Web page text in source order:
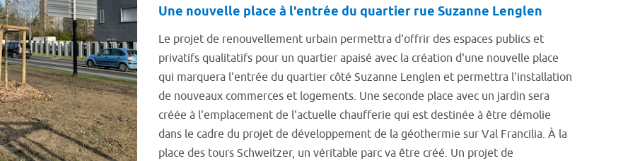
Une nouvelle place à l'entrée du quartier rue Suzanne Lenglen
Le projet de renouvellement urbain permettra d'offrir des espaces publics et
privatifs qualitatifs pour un quartier apaisé avec la création d'une nouvelle place
qui marquera l'entrée du quartier côté Suzanne Lenglen et permettra l'installation
de nouveaux commerces et logements. Une seconde place avec un jardin sera
créée à l'emplacement de l'actuelle chaufferie qui est destinée à être démolie
dans le cadre du projet de développement de la géothermie sur Val Francilia. À la
place des tours Schweitzer, un véritable parc va être créé. Un projet de